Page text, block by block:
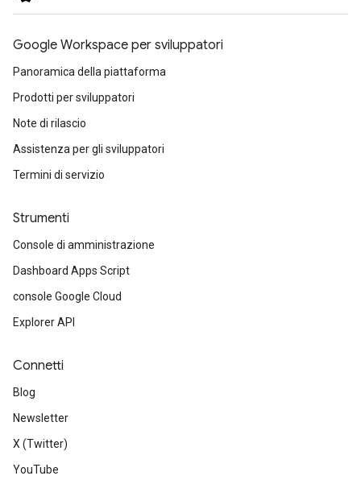
Google Workspace per sviluppatori
Panoramica della piattaforma
Prodotti per sviluppatori
Note di rilascio
Assistenza per gli sviluppatori
Termini di servizio
Strumenti
Console di amministrazione
Dashboard Apps Script
console Google Cloud
Explorer API
Connetti
Blog
Newsletter
X (Twitter)
YouTube